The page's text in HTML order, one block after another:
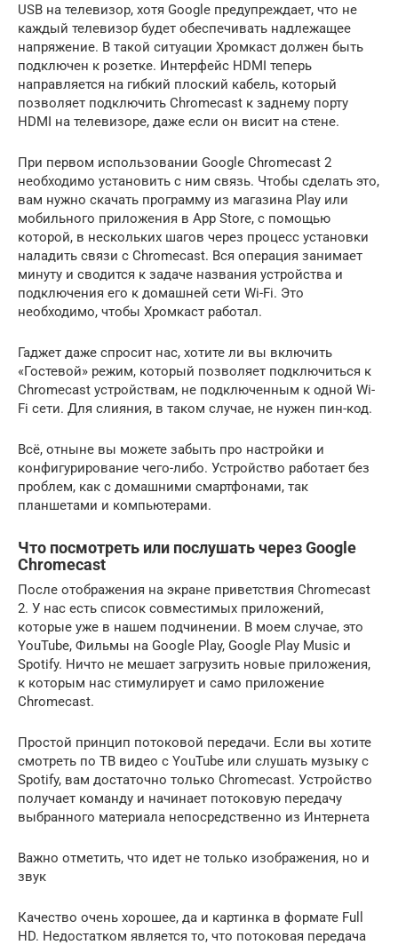
USB на телевизор, хотя Google предупреждает, что не
каждый телевизор будет обеспечивать надлежащее
напряжение. В такой ситуации Хромкаст должен быть
подключен к розетке. Интерфейс HDMI теперь
направляется на гибкий плоский кабель, который
позволяет подключить Chromecast к заднему порту
HDMI на телевизоре, даже если он висит на стене.
При первом использовании Google Chromecast 2
необходимо установить с ним связь. Чтобы сделать это,
вам нужно скачать программу из магазина Play или
мобильного приложения в App Store, с помощью
которой, в нескольких шагов через процесс установки
наладить связи с Chromecast. Вся операция занимает
минуту и сводится к задаче названия устройства и
подключения его к домашней сети Wi-Fi. Это
необходимо, чтобы Хромкаст работал.
Гаджет даже спросит нас, хотите ли вы включить
«Гостевой» режим, который позволяет подключиться к
Chromecast устройствам, не подключенным к одной Wi-
Fi сети. Для слияния, в таком случае, не нужен пин-код.
Всё, отныне вы можете забыть про настройки и
конфигурирование чего-либо. Устройство работает без
проблем, как с домашними смартфонами, так
планшетами и компьютерами.
Что посмотреть или послушать через Google
Chromecast
После отображения на экране приветствия Chromecast
2. У нас есть список совместимых приложений,
которые уже в нашем подчинении. В моем случае, это
YouTube, Фильмы на Google Play, Google Play Music и
Spotify. Ничто не мешает загрузить новые приложения,
к которым нас стимулирует и само приложение
Chromecast.
Простой принцип потоковой передачи. Если вы хотите
смотреть по ТВ видео с YouTube или слушать музыку с
Spotify, вам достаточно только Chromecast. Устройство
получает команду и начинает потоковую передачу
выбранного материала непосредственно из Интернета
Важно отметить, что идет не только изображения, но и
звук
Качество очень хорошее, да и картинка в формате Full
HD. Недостатком является то, что потоковая передача